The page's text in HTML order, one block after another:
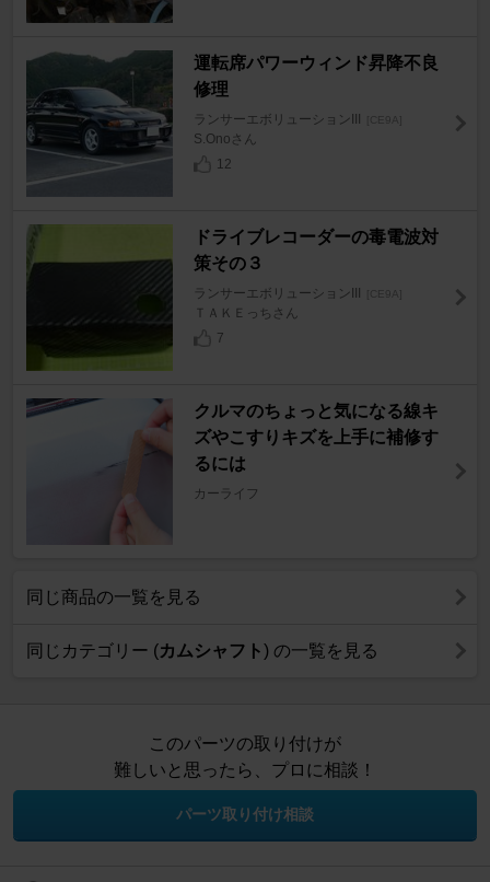
運転席パワーウィンド昇降不良
修理
ランサーエボリューションIII [CE9A]
S.Onoさん
12
ドライブレコーダーの毒電波対
策その３
ランサーエボリューションIII [CE9A]
ＴＡＫＥっちさん
7
クルマのちょっと気になる線キ
ズやこすりキズを上手に補修す
るには
カーライフ
同じ商品の一覧を見る
同じカテゴリー (カムシャフト) の一覧を見る
このパーツの取り付けが
難しいと思ったら、プロに相談！
パーツ取り付け相談